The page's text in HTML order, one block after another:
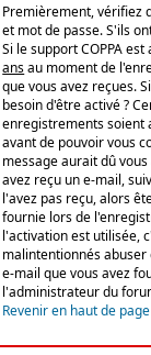
Premièrement, vérifiez
et mot de passe. S'ils
Si le support COPPA
ansau moment de
que vous avez reçues.
besoin d'être activé ?
enregistrements soient
avant de pouvoir vous
message aurait dû
avez reçu un e-mail,
l'avez pas reçu, alors
fournie lors de
l'activation est utilisée,
malintentionnés
e-mail que vous avez
l'administrateur du
Revenir en haut de page